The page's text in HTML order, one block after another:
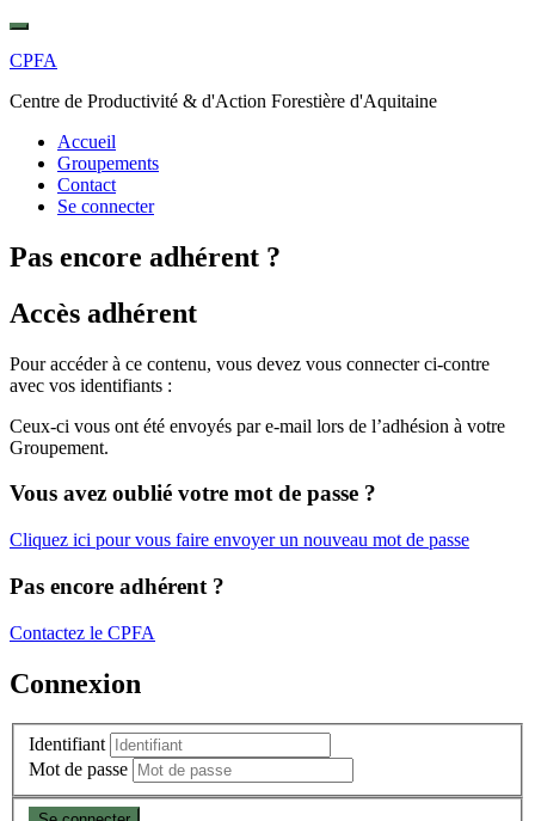
Skip
content
Toggle
navigation
CPFA
Centre de Productivité & d'Action Forestière d'Aquitaine
Accueil
Groupements
Contact
Se connecter
Pas encore adhérent ?
Accès adhérent
Pour accéder à ce contenu, vous devez vous connecter ci-contre
avec vos identifiants :
Ceux-ci vous ont été envoyés par e-mail lors de l’adhésion à votre
Groupement.
Vous avez oublié votre mot de passe ?
Cliquez ici pour vous faire envoyer un nouveau mot de passe
Pas encore adhérent ?
Contactez le CPFA
Connexion
Identifiant
Mot de passe